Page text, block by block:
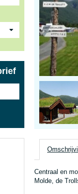
Centraal en
Molde, de